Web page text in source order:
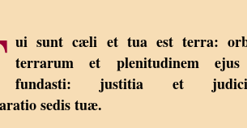
ui sunt cæli et tua est terra:
terrarum et plenitudinem
fundasti: justitia et
sedis tuæ.